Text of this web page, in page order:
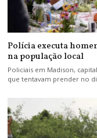
Polícia executa
na população local
Policiais em Madison,
que tentavam prender no